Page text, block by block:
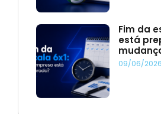
Fim da
está
09/06/2026